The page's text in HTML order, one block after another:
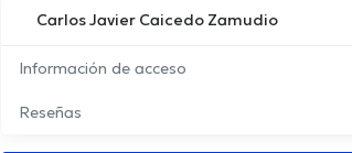
Carlos Javier Caicedo Zamudio
Información de acceso
Reseñas